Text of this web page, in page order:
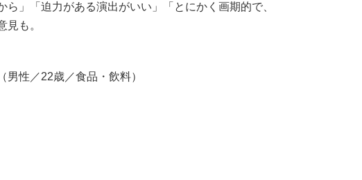
」「迫力がある演出がいい」「とにかく画期的で、
見も。
男性／22歳／食品・飲料）